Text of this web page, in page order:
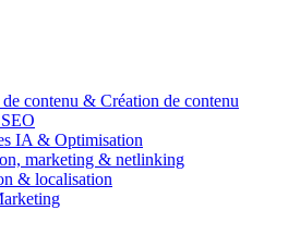
de contenu & Création de contenu
IA & Optimisation
marketing & netlinking
& localisation